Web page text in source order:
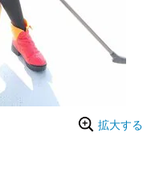
拡大する